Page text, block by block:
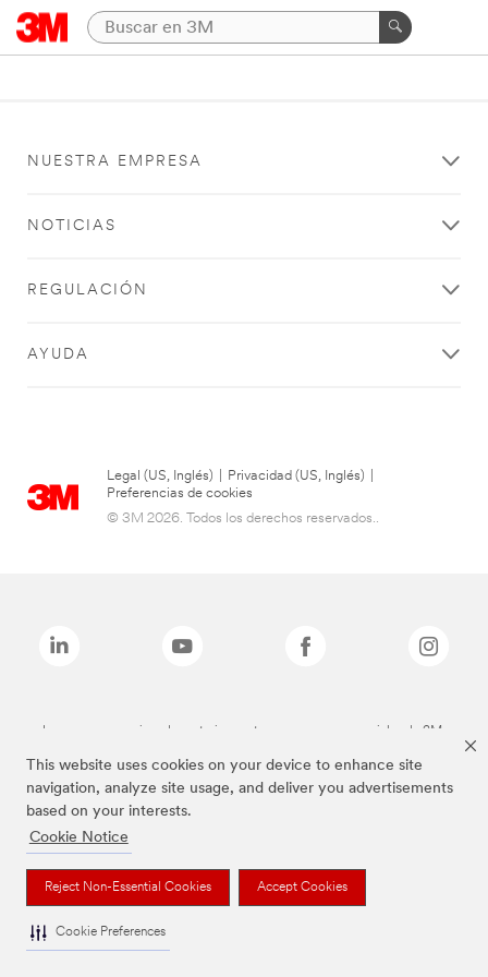
This website uses cookies on your device to enhance site
navigation, analyze site usage, and deliver you advertisements
based on your interests.
Cookie Notice
Reject Non-Essential Cookies Accept Cookies
Cookie Preferences
NUESTRA EMPRESA
NOTICIAS
REGULACIÓN
AYUDA
Legal (US, Inglés) Privacidad (US, Inglés)
Preferencias de cookies
© 3M 2026. Todos los derechos reservados..
Las marcas mencionadas anteriormente son marcas comerciales de 3M.